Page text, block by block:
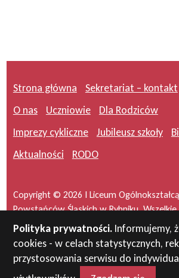
Polityka prywatności. Informujemy,
cookies - w celach statystycznych,
przystosowania serwisu do
Strona główna Sekretariat – kontakt
O nas
Uczniowie
Dla Rodziców
Imprezy cykliczne
Jubileusz szkoły
Aktualności
RODO
Copyright © 2026 I Liceum
Powstańców Śląskich w Rybniku.
serwisu zastrzeżone.
Projekt i wykonanie: masideas.pl